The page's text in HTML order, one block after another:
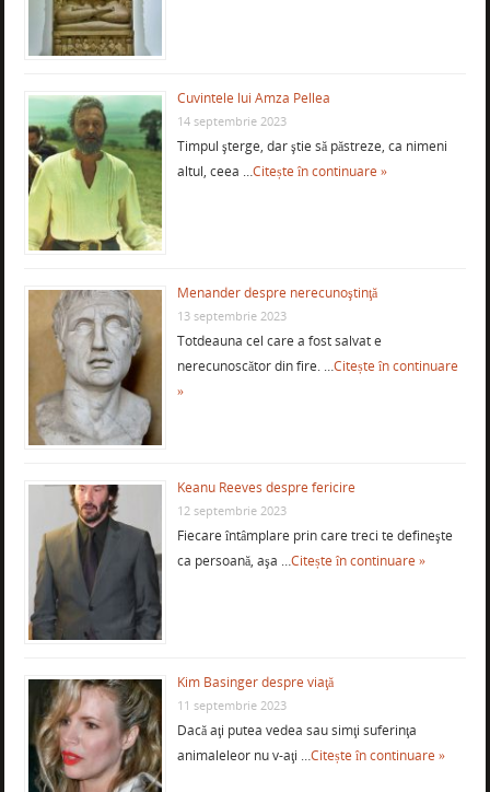
Cuvintele lui Amza Pellea
14 septembrie 2023
Timpul şterge, dar ştie să păstreze, ca nimeni
altul, ceea …Citește în continuare »
Menander despre nerecunoştinţă
13 septembrie 2023
Totdeauna cel care a fost salvat e
nerecunoscător din fire. …Citește în continuare
»
Keanu Reeves despre fericire
12 septembrie 2023
Fiecare întâmplare prin care treci te defineşte
ca persoană, aşa …Citește în continuare »
Kim Basinger despre viaţă
11 septembrie 2023
Dacă aţi putea vedea sau simţi suferinţa
animaleleor nu v-aţi …Citește în continuare »